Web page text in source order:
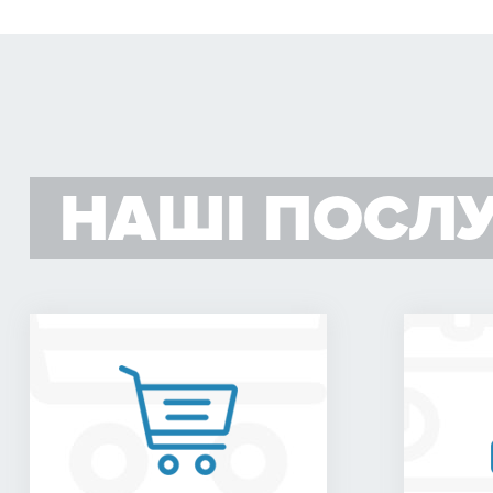
НАШІ